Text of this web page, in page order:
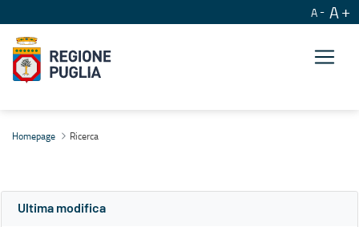
A A
Homepage Ricerca
Ultima modifica